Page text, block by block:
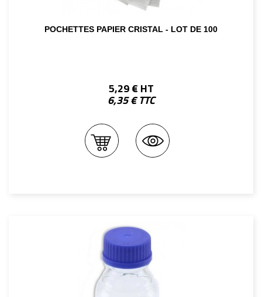
POCHETTES PAPIER CRISTAL - LOT DE 100
5,29 € HT
6,35 € TTC